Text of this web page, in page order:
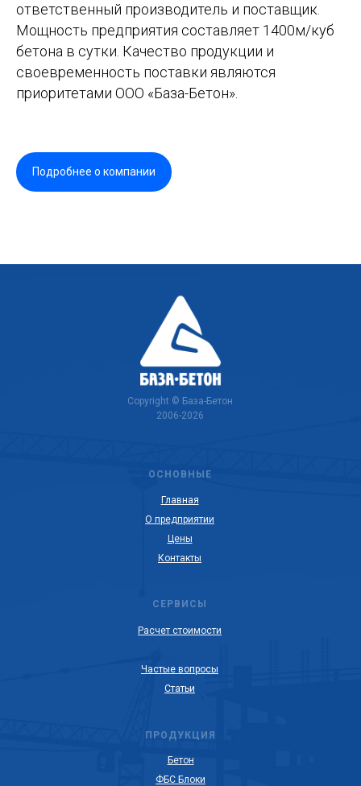
ответственный производитель и поставщик.
Мощность предприятия составляет 1400м/куб
бетона в сутки. Качество продукции и
своевременность поставки являются
приоритетами ООО «База-Бетон».
Подробнее о компании
ОСНОВНЫЕ
Главная
О предприятии
Цены
Контакты
СЕРВИСЫ
Расчет стоимости
Частые вопросы
Статьи
ПРОДУКЦИЯ
Бетон
ФБС Блоки
Copyright © База-Бетон
2006-2026